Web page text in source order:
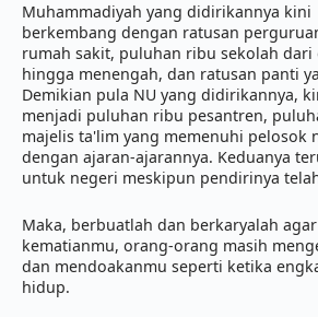
Muhammadiyah yang didirikannya kini
berkembang dengan ratusan
rumah sakit, puluhan ribu sekolah dari
hingga menengah, dan ratusan panti
Demikian pula NU yang didirikannya,
menjadi puluhan ribu pesantren,
majelis ta'lim yang memenuhi pelosok
dengan ajaran-ajarannya. Keduanya
untuk negeri meskipun pendirinya
Maka, berbuatlah dan berkaryalah
kematianmu, orang-orang masih
dan mendoakanmu seperti ketika
hidup.